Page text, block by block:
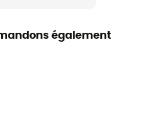
également